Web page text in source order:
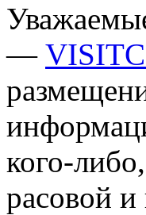
—
кого-
расовой